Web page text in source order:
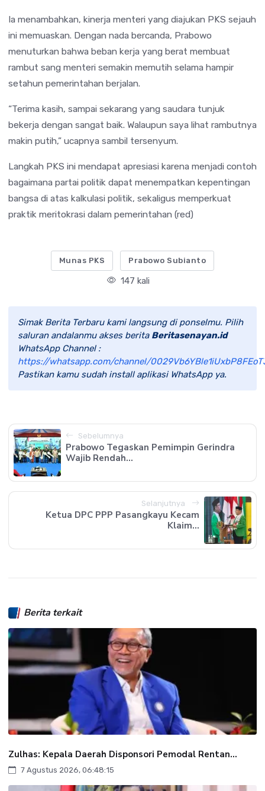
Ia menambahkan, kinerja menteri yang diajukan PKS sejauh
ini memuaskan. Dengan nada bercanda, Prabowo
menuturkan bahwa beban kerja yang berat membuat
rambut sang menteri semakin memutih selama hampir
setahun pemerintahan berjalan.
“Terima kasih, sampai sekarang yang saudara tunjuk
bekerja dengan sangat baik. Walaupun saya lihat rambutnya
makin putih,” ucapnya sambil tersenyum.
Langkah PKS ini mendapat apresiasi karena menjadi contoh
bagaimana partai politik dapat menempatkan kepentingan
bangsa di atas kalkulasi politik, sekaligus memperkuat
praktik meritokrasi dalam pemerintahan (red)
Munas PKS Prabowo Subianto
147 kali
Simak Berita Terbaru kami langsung di ponselmu. Pilih
saluran andalanmu akses berita Beritasenayan.id
WhatsApp Channel :
https://whatsapp.com/channel/
Pastikan kamu sudah install aplikasi WhatsApp ya.
Sebelumnya
Prabowo Tegaskan Pemimpin Gerindra
Wajib Rendah...
Selanjutnya
Ketua DPC PPP Pasangkayu Kecam
Klaim...
Berita terkait
Zulhas: Kepala Daerah Disponsori Pemodal Rentan...
7 Agustus 2026, 06:48:15